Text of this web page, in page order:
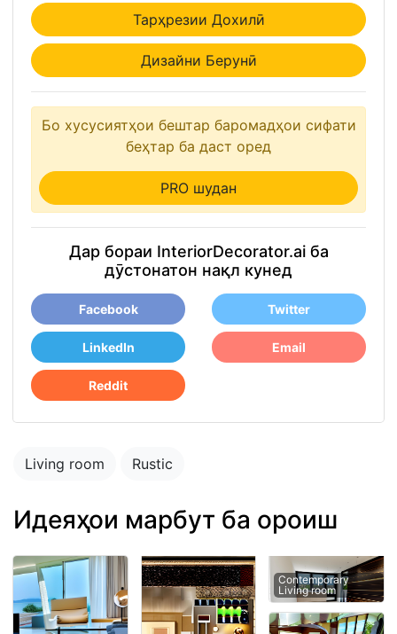
Тарҳрезии Дохилӣ
Дизайни Берунӣ
Бо хусусиятҳои бештар баромадҳои сифати
беҳтар ба даст оред
PRO шудан
Дар бораи InteriorDecorator.ai ба
дӯстонатон нақл кунед
Facebook Twitter
LinkedIn Email
Reddit
Living room Rustic
Идеяҳои марбут ба ороиш
Contemporary
Living room